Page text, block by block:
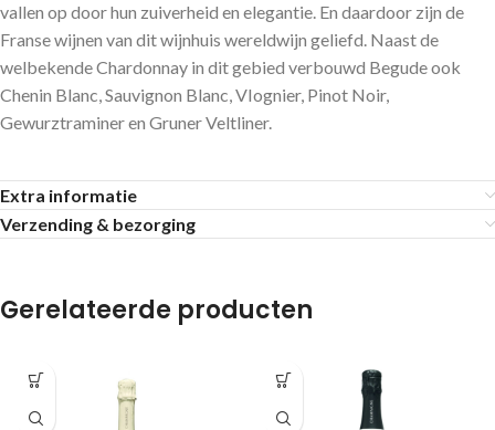
vallen op door hun zuiverheid en elegantie. En daardoor zijn de
Franse wijnen van dit wijnhuis wereldwijn geliefd. Naast de
welbekende Chardonnay in dit gebied verbouwd Begude ook
Chenin Blanc, Sauvignon Blanc, VIognier, Pinot Noir,
Gewurztraminer en Gruner Veltliner.
Extra informatie
Verzending & bezorging
Gerelateerde producten